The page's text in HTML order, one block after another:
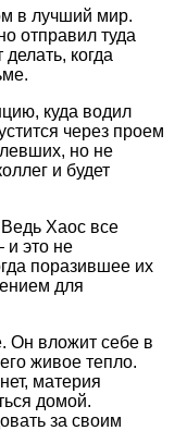
в лучший мир.
отправил туда
когда
куда водил
через проем
но не
и будет
Ведь Хаос все
и это не
поразившее их
для
Он вложит себе в
живое тепло.
материя
домой.
за своим